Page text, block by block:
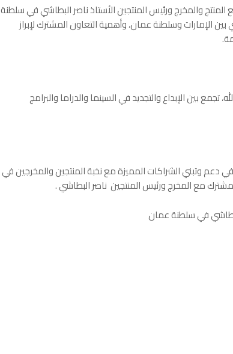
والمخرج ورئيس المنتجين الأستاذ ناصر البطاشي في سلطنة
الإمارات وسلطنة عمان، وأهمية التعاون المشترك لإبراز
بين الإبداع والتجديد في السينما والدراما والبرامج
وتبني الشراكات المميزة مع نخبة المنتجين والمخرجين في
مع المخرج ورئيس المنتجين ناصر البطاشي .
في سلطنة عمان